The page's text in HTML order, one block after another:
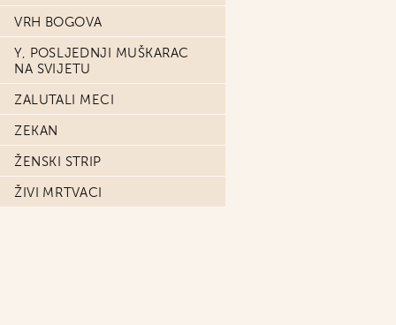
VRH BOGOVA
Y, POSLJEDNJI MUŠKARAC
NA SVIJETU
ZALUTALI MECI
ZEKAN
ŽENSKI STRIP
ŽIVI MRTVACI